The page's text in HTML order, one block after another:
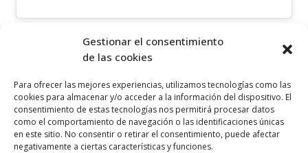
Gestionar el consentimiento
de las cookies
Para ofrecer las mejores experiencias, utilizamos tecnologías como las
cookies para almacenar y/o acceder a la información del dispositivo. El
consentimiento de estas tecnologías nos permitirá procesar datos
como el comportamiento de navegación o las identificaciones únicas
en este sitio. No consentir o retirar el consentimiento, puede afectar
negativamente a ciertas características y funciones.
OTROS ENLACES
Política de cookies
Aviso legal
Canal ético